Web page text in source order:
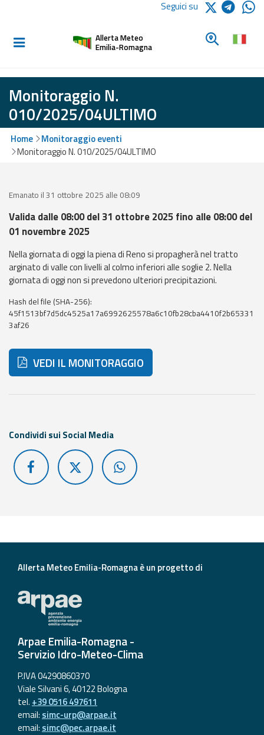
Informati e
Allerte E
Bollettini
Allerte e
Bollettini
Allerte e
Bollettini
Valanghe
Monitoraggio
eventi
Previsioni e dati
Previsioni meteo e
Dati osservati
Strumenti
Operativi
utili
Domande
frequenti
Guida per gli
sviluppatori
Il progetto
Allerta
Meteo
Seguici su
Allerta Meteo
Emilia-Romagna
Cerca un
Monitoraggio N.
010/2025/04ULTIMO
Home
Monitoraggio eventi
Monitoraggio N. 010/2025/04ULTIMO
Emanato il 31 ottobre 2025 alle 08:09
Valida dalle 08:00 del 31 ottobre 2025 fino alle 08:00 del
01 novembre 2025
Nella giornata di oggi la piena di Reno si propagherà nel tratto
arginato di valle con livelli al colmo inferiori alle soglie 2. Nella
giornata di oggi non si prevedono ulteriori precipitazioni.
Hash del file (SHA-256):
45f1513bf7d5dc4525a17a6992625578a6c10fb28cba4410f2b65331
3af26
VEDI IL MONITORAGGIO
Condividi sui Social Media
Allerta Meteo Emilia-Romagna è un progetto di
Arpae Emilia-Romagna -
Servizio Idro-Meteo-Clima
P.IVA 04290860370
Viale Silvani 6, 40122 Bologna
tel. +39 0516 497611
email: simc-urp@arpae.it
email: simc@pec.arpae.it